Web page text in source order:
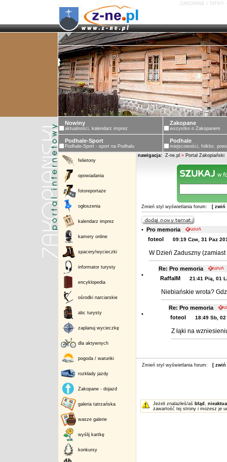
ZAKOPANE I TATRY
Nowiny
aktualności, kalendarz imprez
Zakopane
wszystko o Zakopanem
Podhale-Sport
Podhale-Sport - sport na Podhalu
Podhale
miejscowości, folklor,
felietony
opowiadania
fotoreportaże
ogłoszenia
kalendarz imprez
kamery online
spacery/wycieczki
informator turysty
encyklopedia
ośrodki narciarskie
abc turysty
zaplanuj wycieczkę
dla aktywnych
pogoda / warunki
rozkłady jazdy
Zakopane - dojazd
galeria tatrzańska
wasze galerie
wyślij kartkę
konkursy
nawigacja: Z-ne.pl » Portal Zakopiański
Zmień styl wyświetlania forum: [ zwiń
• Pro memoria
foteol
09:19 Czw, 31 Paz
W Dzień Zaduszny (zamiast
•
Re: Pro memoria
RaffalM
21:41 Pią, 01
Niebiańskie wrota?
•
Re: Pro memoria
foteol
18:49 Sb,
Z łąki na
Zmień styl wyświetlania forum: [ zwiń
Jeżeli znalazłeś/aś błąd ,
zawartość tej strony i możesz je